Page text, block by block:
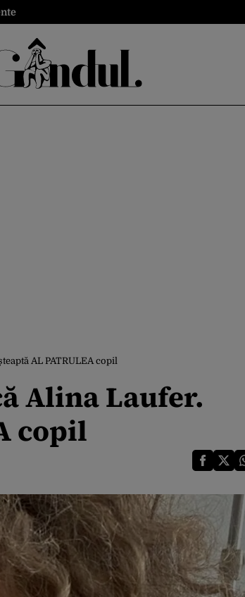
AL PATRULEA copil
Alina Laufer.
copil